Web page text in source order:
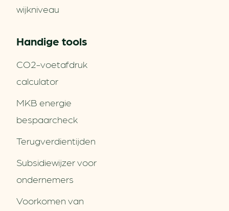
wijkniveau
Handige tools
CO2-voetafdruk
calculator
MKB energie
bespaarcheck
Terugverdien­tijden
Subsidiewijzer voor
ondernemers
Voorkomen van